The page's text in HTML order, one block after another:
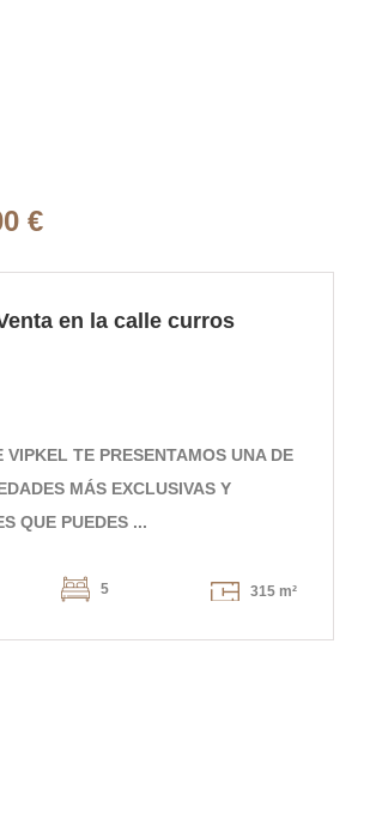
€
en la calle curros
VIPKEL TE PRESENTAMOS UNA DE
MÁS EXCLUSIVAS Y
QUE PUEDES ...
5 315 m²